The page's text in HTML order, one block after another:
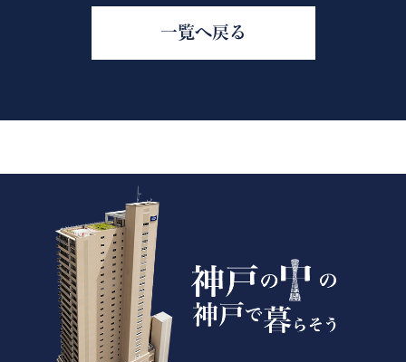
一覧へ戻る